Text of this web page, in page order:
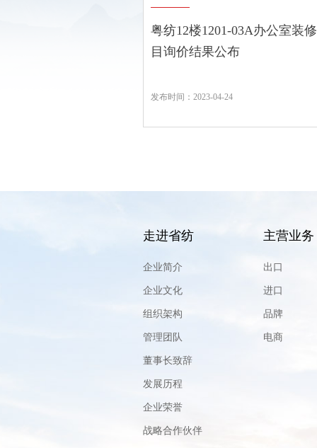
粤纺12楼1201-03A办公室装
目询价结果公布
发布时间：2023-04-24
走进省纺
企业简介
企业文化
组织架构
管理团队
董事长致辞
发展历程
企业荣誉
战略合作伙伴
主营业务
出口
进口
品牌
电商